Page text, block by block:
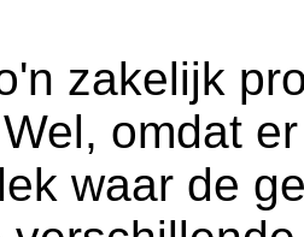
zakelijk
omdat
waar de